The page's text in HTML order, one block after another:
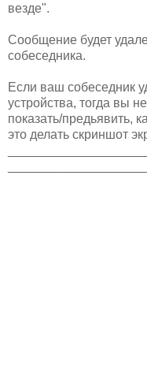
везде".
Сообщение будет
собеседника.
Если ваш собеседник
устройства, тогда вы
показать/предьявить,
это делать скриншот